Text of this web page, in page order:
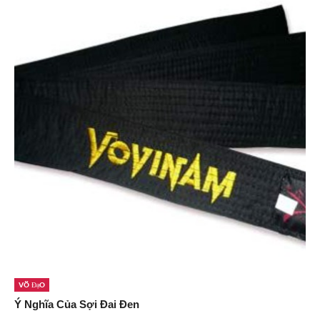
Võ Đạo
Ý Nghĩa Của Sợi Đai Đen